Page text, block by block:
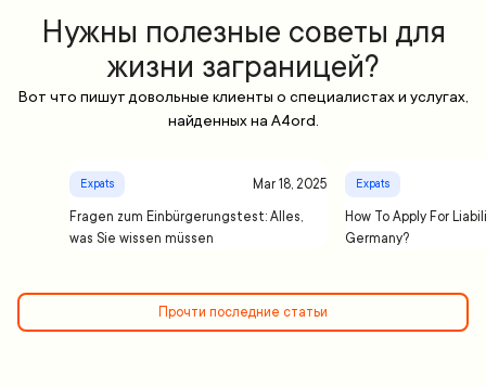
Нужны полезные советы для
жизни заграницей?
Вот что пишут довольные клиенты о специалистах и услугах,
найденных на A4ord.
Expats Mar 18, 2025
Fragen zum Einbürgerungstest: Alles,
was Sie wissen müssen
Expats
How To Apply For
Germany?
Прочти последние статьи